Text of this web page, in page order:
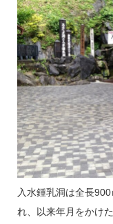
入水鍾乳洞は全長
れ、以来年月をかけ